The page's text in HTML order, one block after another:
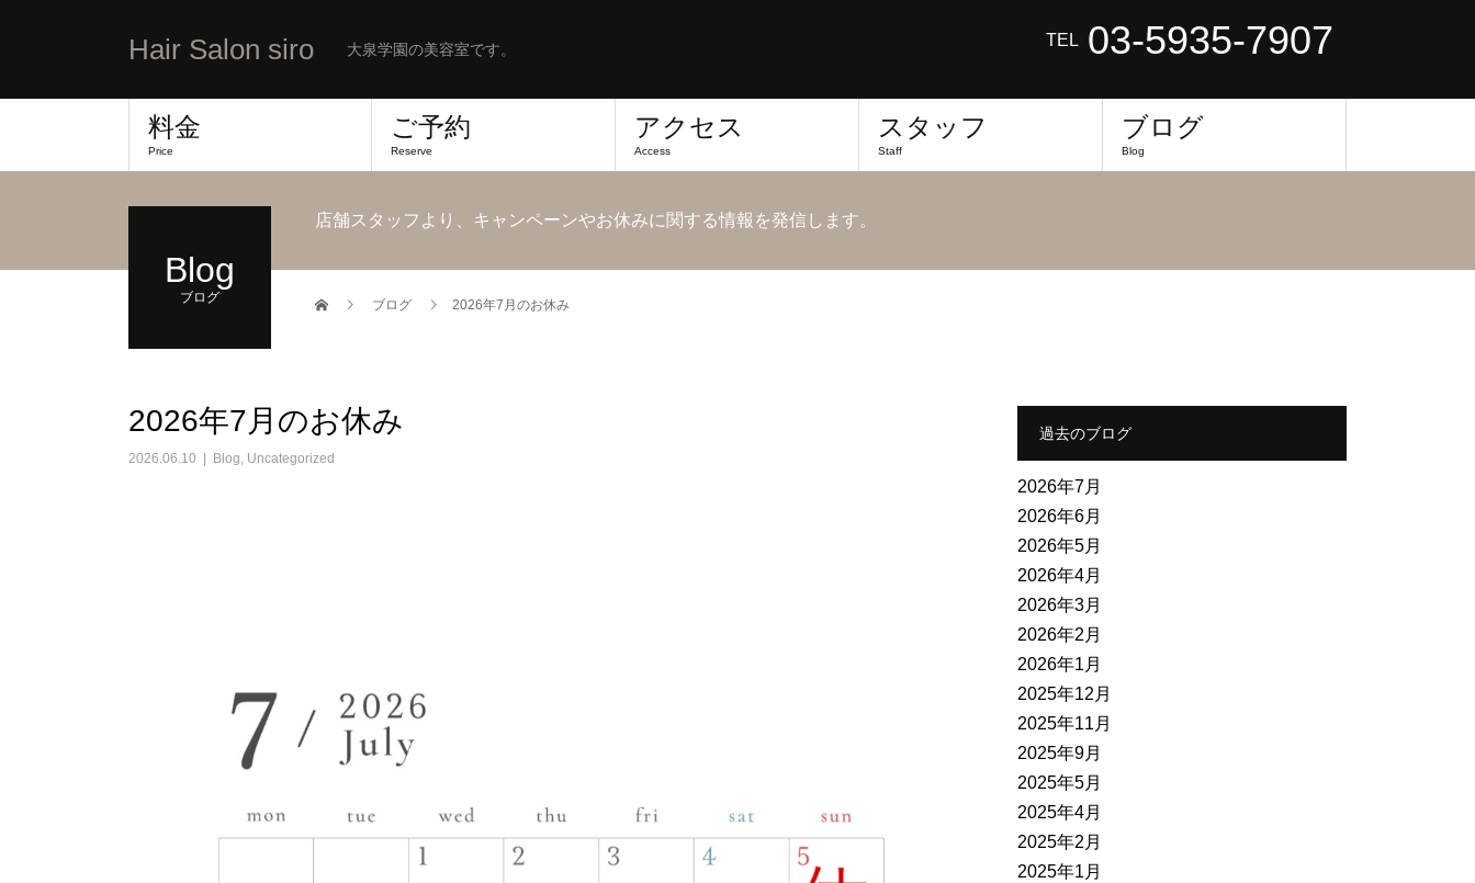
Hair Salon siro 大泉学園の美容室です。 TEL 03-5935-7907
料金
Price
ご予約
Reserve
アクセス
Access
スタッフ
Staff
ブログ
Blog
Blog
ブログ
店舗スタッフより、キャンペーンやお休みに関する情報を発信します。
ブログ 2026年7月のお休み
2026年7月のお休み
2026.06.10 Blog, Uncategorized
過去のブログ
2026年7月
2026年6月
2026年5月
2026年4月
2026年3月
2026年2月
2026年1月
2025年12月
2025年11月
2025年9月
2025年5月
2025年4月
2025年2月
2025年1月